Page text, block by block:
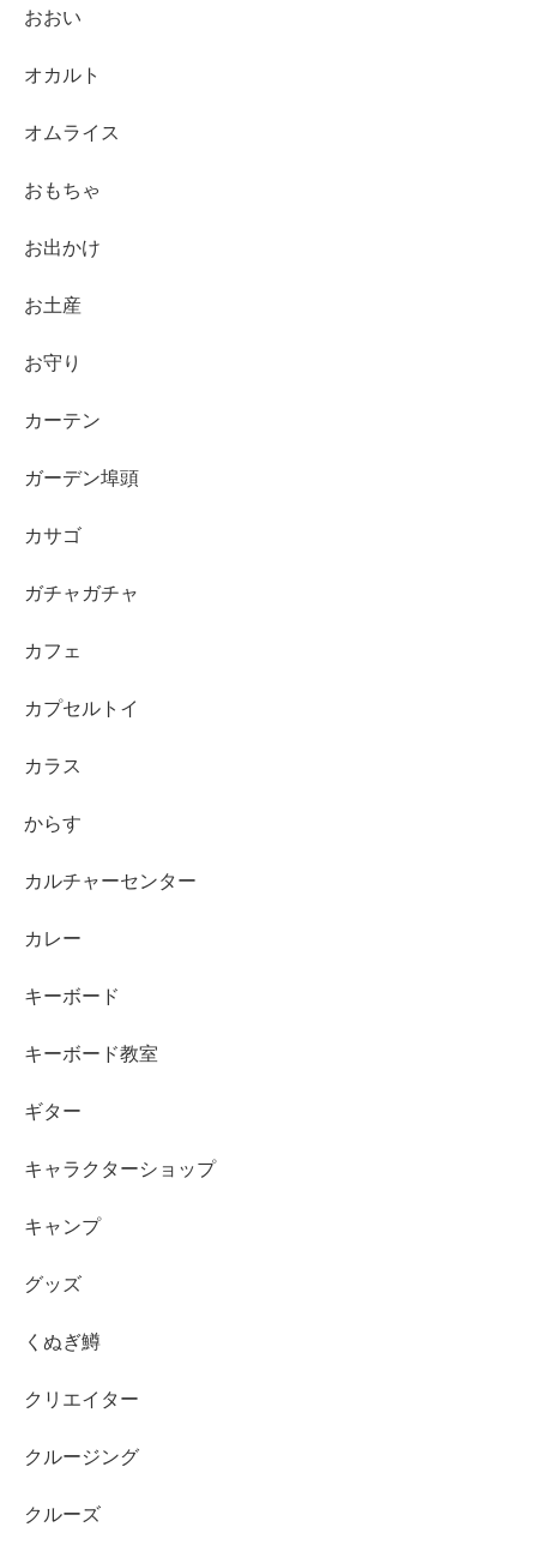
おおい
オカルト
オムライス
おもちゃ
お出かけ
お土産
お守り
カーテン
ガーデン埠頭
カサゴ
ガチャガチャ
カフェ
カプセルトイ
カラス
からす
カルチャーセンター
カレー
キーボード
キーボード教室
ギター
キャラクターショップ
キャンプ
グッズ
くぬぎ鱒
クリエイター
クルージング
クルーズ